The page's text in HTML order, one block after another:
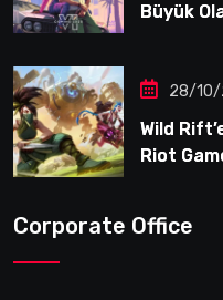
Büyük
28/
Wild
Riot
Corporate Office